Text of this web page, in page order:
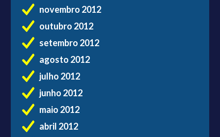
novembro 2012
outubro 2012
setembro 2012
agosto 2012
julho 2012
junho 2012
maio 2012
abril 2012